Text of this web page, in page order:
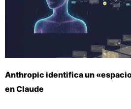
Anthropic identifica un
en Claude